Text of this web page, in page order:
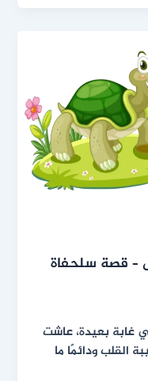
– قصة سلحفاة
غابة بعيدة، عاشت
القلب ودائمًا ما